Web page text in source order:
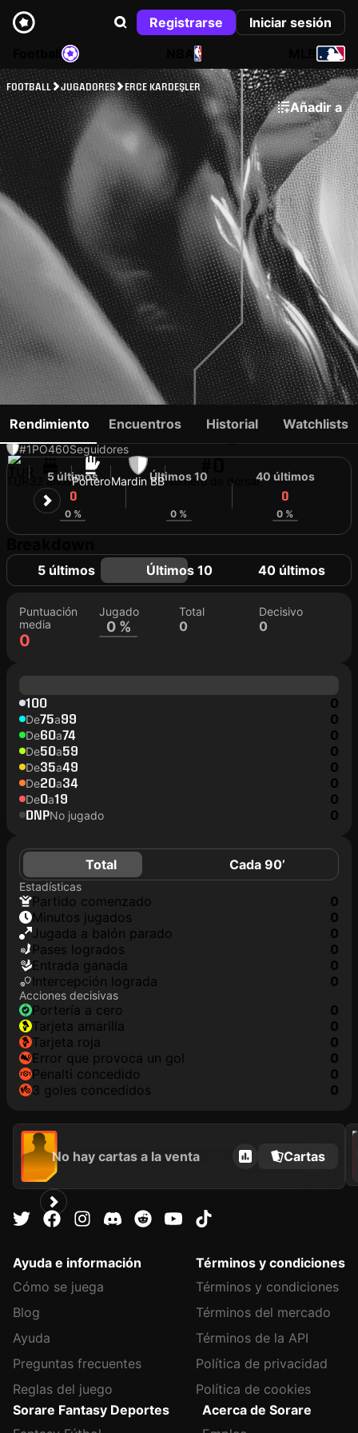
Registrarse
Iniciar sesión
NBA
FOOTBALL JUGADORES ERCE KARDEŞLER
Añadir a
ERCE KARDEŞLER
#1PO460Seguidores
32 añosPorteroMardin BBNúmero de dorsal
Rendimiento Encuentros Historial Watchlists
5 últimos
0
0 %
Últimos 10
0 %
40 últimos
0
0 %
5 últimos Últimos 10 40 últimos
Puntuación
media
0
Jugado
0 %
Total
0
Decisivo
0
100 0
De75a99 0
De60a74 0
De50a59 0
De35a49 0
De20a34 0
De0a19 0
DNPNo jugado 0
Total Cada 90’
Estadísticas
partido comenzado
0
minutos jugados
0
jugada a balón parado
0
pases logrados
0
Entrada ganada
0
Intercepción lograda
0
Acciones decisivas
portería a cero
0
tarjeta amarilla
0
tarjeta roja
0
Error que provoca un gol
0
Penalti concedido
0
3 goles concedidos
0
No hay cartas a la venta Cartas
2023
Ayuda e información
Cómo se juega
Blog
Ayuda
Preguntas frecuentes
Reglas del juego
Términos y condiciones
Términos y condiciones
Términos del mercado
Términos de la API
Política de privacidad
Política de cookies
Sorare Fantasy Deportes
Acerca de Sorare